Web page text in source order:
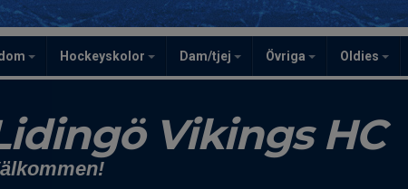
Hockeyskolor Dam/tjej Övriga Oldies
Vikings HC